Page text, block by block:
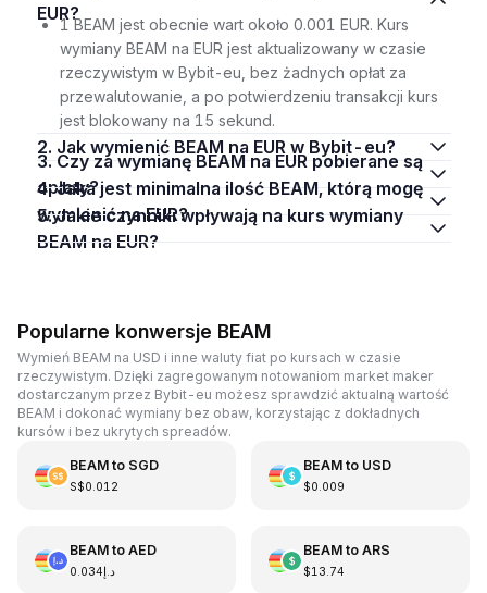
EUR?
1 BEAM jest obecnie wart około 0.001 EUR. Kurs
wymiany BEAM na EUR jest aktualizowany w czasie
rzeczywistym w Bybit-eu, bez żadnych opłat za
przewalutowanie, a po potwierdzeniu transakcji kurs
jest blokowany na 15 sekund.
2. Jak wymienić BEAM na EUR w Bybit-eu?
3. Czy za wymianę BEAM na EUR pobierane są
opłaty?
4. Jaka jest minimalna ilość BEAM, którą mogę
wymienić na EUR?
5. Jakie czynniki wpływają na kurs wymiany
BEAM na EUR?
Popularne konwersje BEAM
Wymień BEAM na USD i inne waluty fiat po kursach w czasie
rzeczywistym. Dzięki zagregowanym notowaniom market maker
dostarczanym przez Bybit-eu możesz sprawdzić aktualną wartość
BEAM i dokonać wymiany bez obaw, korzystając z dokładnych
kursów i bez ukrytych spreadów.
BEAMto SGD
S$0.012
BEAMto USD
$0.009
BEAMto AED
د.إ0.034
BEAMto ARS
$13.74